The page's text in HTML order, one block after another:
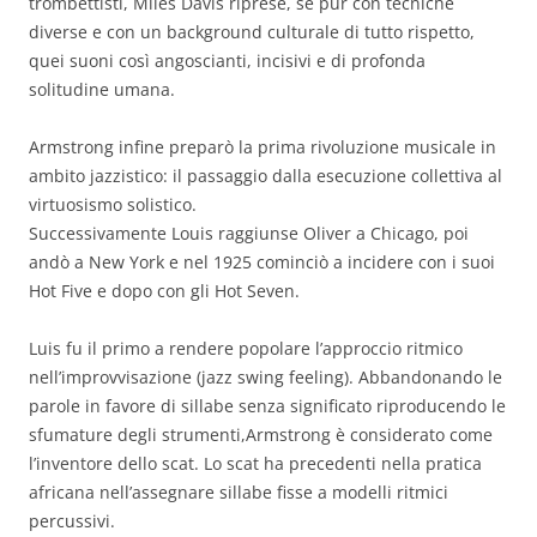
diverse e con un background culturale di tutto rispetto,
quei suoni così angoscianti, incisivi e di profonda
solitudine umana.
Armstrong infine preparò la prima rivoluzione musicale in
ambito jazzistico: il passaggio dalla esecuzione collettiva al
virtuosismo solistico.
Successivamente Louis raggiunse Oliver a Chicago, poi
andò a New York e nel 1925 cominciò a incidere con i suoi
Hot Five e dopo con gli Hot Seven.
Luis fu il primo a rendere popolare l’approccio ritmico
nell’improvvisazione (jazz swing feeling). Abbandonando le
parole in favore di sillabe senza significato riproducendo le
sfumature degli strumenti,Armstrong è considerato come
l’inventore dello scat. Lo scat ha precedenti nella pratica
africana nell’assegnare sillabe fisse a modelli ritmici
percussivi.